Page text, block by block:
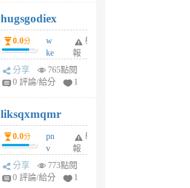
6
個
月
前
hugsgodiex
0.0分
w
ke
rv
pj
6
個
月
前
舉
報
分享
765點閱
0 評論/給分
1
liksqxmqmr
0.0分
pn
v
wt
sv
舉
報
分享
773點閱
0 評論/給分
1